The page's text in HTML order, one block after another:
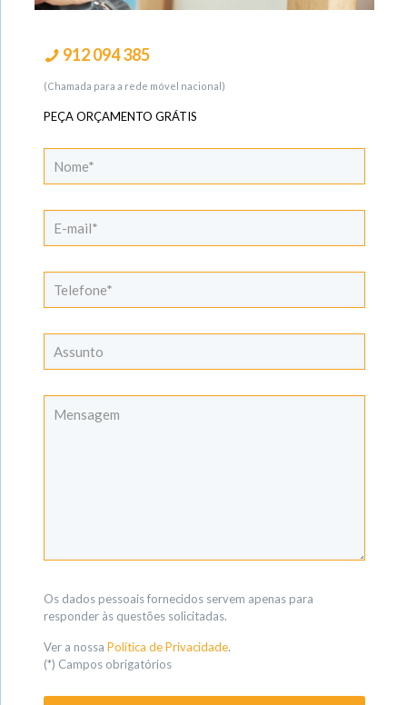
912 094 385
(Chamada para a rede móvel nacional)
PEÇA ORÇAMENTO GRÁTIS
Os dados pessoais fornecidos servem apenas para
responder às questões solicitadas.
Ver a nossa Política de Privacidade.
(*) Campos obrigatórios